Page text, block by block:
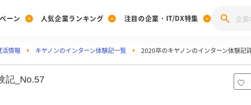
ーン
する
[27卒] 本選考体験記投稿キャンペーン
人気企業ランキング
キングを見る
注目の企業・IT/DX特集
の企業特集
活情報 キヤノンのインターン体験記一覧 2020卒のキヤノンのインターン体験記
記_No.57